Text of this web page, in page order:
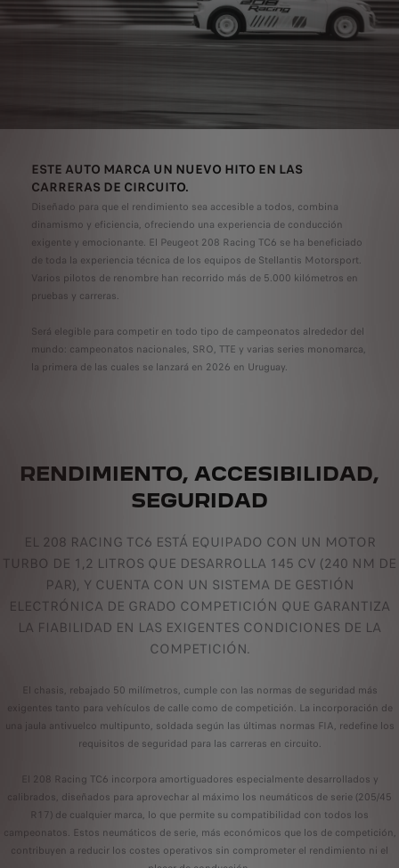
ESTE AUTO MARCA UN NUEVO HITO EN LAS
CARRERAS DE CIRCUITO.
Diseñado para que el rendimiento sea accesible a todos, combina
dinamismo y eficiencia, ofreciendo una experiencia de conducción
exigente y emocionante. El Peugeot 208 Racing TC6 se ha beneficiado
de toda la experiencia técnica de los equipos de Stellantis Motorsport.
Varios pilotos de renombre han recorrido más de 5.000 kilómetros en
pruebas y carreras.
Será elegible para competir en todo tipo de campeonatos alrededor del
mundo: campeonatos nacionales, SRO, TTE y varias series monomarca,
la primera de las cuales se lanzará en 2026 en Uruguay.
RENDIMIENTO, ACCESIBILIDAD,
SEGURIDAD
EL 208 RACING TC6 ESTÁ EQUIPADO CON UN MOTOR
TURBO DE 1,2 LITROS QUE DESARROLLA 145 CV (240 NM DE
PAR), Y CUENTA CON UN SISTEMA DE GESTIÓN
ELECTRÓNICA DE GRADO COMPETICIÓN QUE GARANTIZA
LA FIABILIDAD EN LAS EXIGENTES CONDICIONES DE LA
COMPETICIÓN.
El chasis, rebajado 50 milímetros, cumple con las normas de seguridad más
exigentes tanto para vehículos de calle como de competición. La incorporación de
una jaula antivuelco multipunto, soldada según las últimas normas FIA, redefine los
requisitos de seguridad para las carreras en circuito.
El 208 Racing TC6 incorpora amortiguadores especialmente desarrollados y
calibrados, diseñados para aprovechar al máximo los neumáticos de serie (205/45
R17) de cualquier marca, lo que permite su compatibilidad con todos los
campeonatos. Estos neumáticos de serie, más económicos que los de competición,
contribuyen a reducir los costes operativos sin comprometer el rendimiento ni el